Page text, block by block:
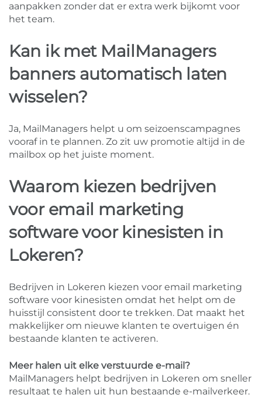
aanpakken zonder dat er extra werk bijkomt voor
het team.
Kan ik met MailManagers
banners automatisch laten
wisselen?
Ja, MailManagers helpt u om seizoenscampagnes
vooraf in te plannen. Zo zit uw promotie altijd in de
mailbox op het juiste moment.
Waarom kiezen bedrijven
voor email marketing
software voor kinesisten in
Lokeren?
Bedrijven in Lokeren kiezen voor email marketing
software voor kinesisten omdat het helpt om de
huisstijl consistent door te trekken. Dat maakt het
makkelijker om nieuwe klanten te overtuigen én
bestaande klanten te activeren.
Meer halen uit elke verstuurde e-mail?
MailManagers helpt bedrijven in Lokeren om sneller
resultaat te halen uit hun bestaande e-mailverkeer.